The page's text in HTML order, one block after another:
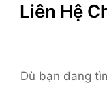
Liên Hệ
Dù bạn đang